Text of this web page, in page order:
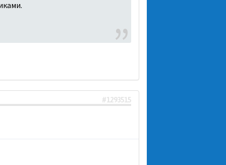
#1293515